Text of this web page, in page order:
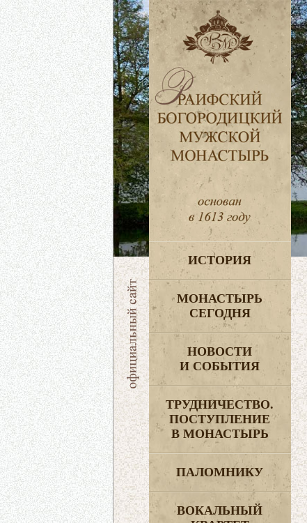
ИСТОРИЯ
МОНАСТЫРЬ
СЕГОДНЯ
НОВОСТИ
И СОБЫТИЯ
ТРУДНИЧЕСТВО.
ПОСТУПЛЕНИЕ
В МОНАСТЫРЬ
ПАЛОМНИКУ
ВОКАЛЬНЫЙ